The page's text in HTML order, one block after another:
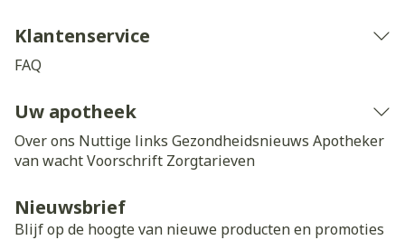
Klantenservice
FAQ
Uw apotheek
Over ons Nuttige links Gezondheidsnieuws Apotheker
van wachtVoorschrift Zorgtarieven
Nieuwsbrief
Blijf op de hoogte van nieuwe producten en promoties